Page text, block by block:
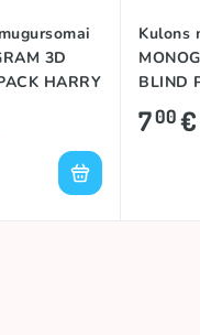
3D
HARRY
Kulons
BLIND
700€